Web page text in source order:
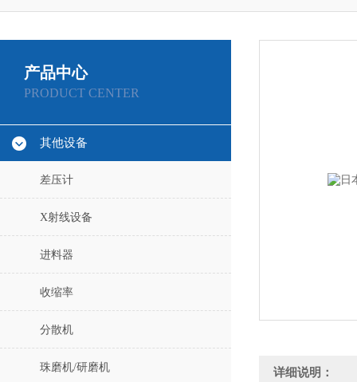
产品中心
PRODUCT CENTER
其他设备
差压计
X射线设备
进料器
收缩率
分散机
珠磨机/研磨机 详细说明：